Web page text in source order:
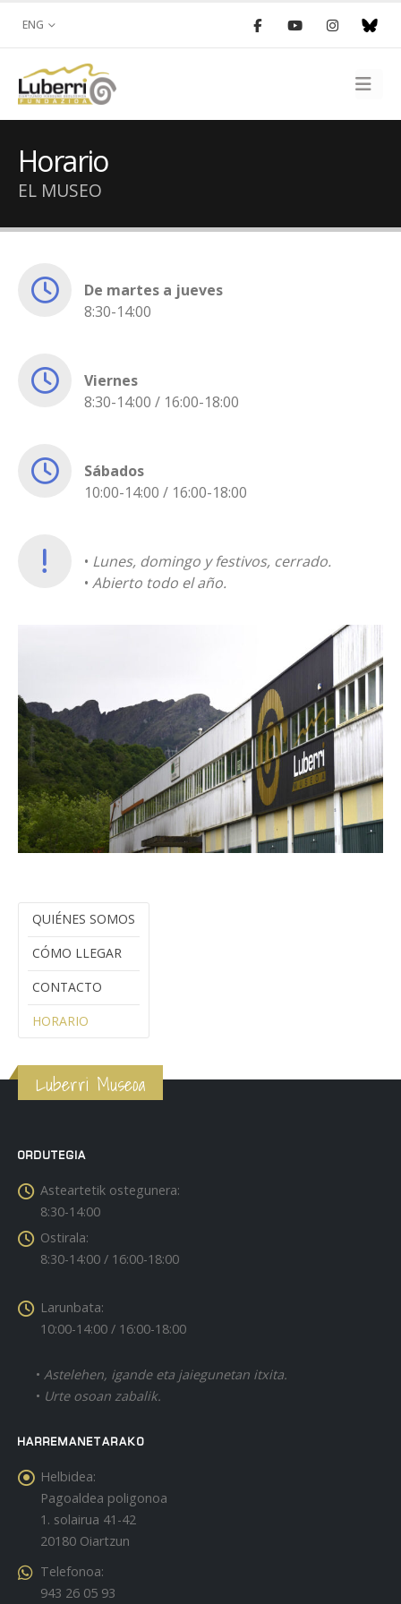
ENG
Horario
EL MUSEO
De martes a jueves
8:30-14:00
Viernes
8:30-14:00 / 16:00-18:00
Sábados
10:00-14:00 / 16:00-18:00
• Lunes, domingo y festivos, cerrado.
• Abierto todo el año.
QUIÉNES SOMOS
CÓMO LLEGAR
CONTACTO
HORARIO
Luberri Museoa
ORDUTEGIA
Asteartetik ostegunera:
8:30-14:00
Ostirala:
8:30-14:00 / 16:00-18:00
Larunbata:
10:00-14:00 / 16:00-18:00
• Astelehen, igande eta jaiegunetan itxita.
• Urte osoan zabalik.
HARREMANETARAKO
Helbidea:
Pagoaldea poligonoa
1. solairua 41-42
20180 Oiartzun
Telefonoa:
943 26 05 93